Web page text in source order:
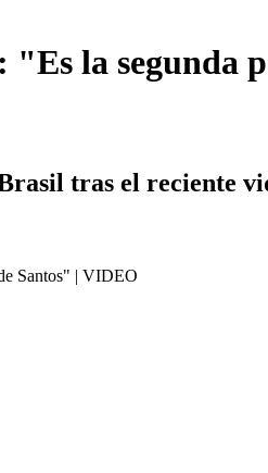
la segunda
tras el reciente